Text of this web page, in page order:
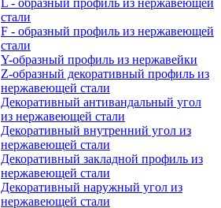
L - образный профиль из нержавеющей
стали
F - образный профиль из нержавеющей
стали
Y-образный профиль из нержавейки
Z-образный декоративный профиль из
нержавеющей стали
Декоративный антивандальный угол
из нержавеющей стали
Декоративный внутренний угол из
нержавеющей стали
Декоративный закладной профиль из
нержавеющей стали
Декоративный наружный угол из
нержавеющей стали